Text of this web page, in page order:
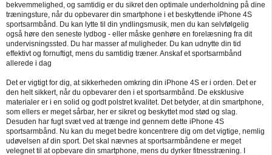
bekvemmelighed, og samtidig er du sikret den optimale underholdning på dine
træningsture, når du opbevarer din smartphone i et beskyttende iPhone 4S
sportsarmbånd. Du kan lytte til din yndlingsmusik, men du kan selvfølgelig
også høre den seneste lydbog - eller måske genhøre en forelæsning fra dit
undervisningssted. Du har masser af muligheder. Du kan udnytte din tid
effektivt og fornuftigt, mens du samtidig træner. Anskaf et sportsarmbånd
allerede i dag
Det er vigtigt for dig, at sikkerheden omkring din iPhone 4S er i orden. Det er
den helt sikkert, når du opbevarer den i et sportsarmbånd. De eksklusive
materialer er i en solid og godt polstret kvalitet. Det betyder, at din smartphone,
som ellers er meget sårbar, her er sikret og beskyttet mod stød og slag.
Desuden har fugt svæt ved at trænge ind gennem dette iPhone 4S
sportsarmbånd. Nu kan du meget bedre koncentrere dig om det vigtige, nemlig
udøvelsen af din sport. Det skal nævnes at sportsarmbåndene er meget
velegnet til at opbevare din smartphone, mens du dyrker fitnesstræning. I